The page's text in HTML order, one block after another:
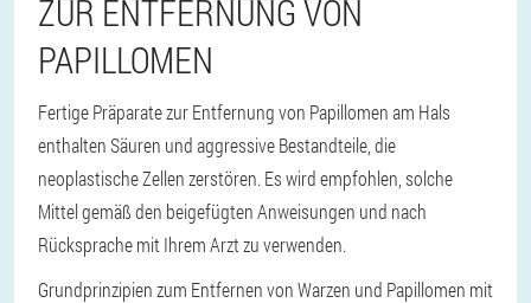
ZUR ENTFERNUNG VON
PAPILLOMEN
Fertige Präparate zur Entfernung von Papillomen am Hals
enthalten Säuren und aggressive Bestandteile, die
neoplastische Zellen zerstören. Es wird empfohlen, solche
Mittel gemäß den beigefügten Anweisungen und nach
Rücksprache mit Ihrem Arzt zu verwenden.
Grundprinzipien zum Entfernen von Warzen und Papillomen mit